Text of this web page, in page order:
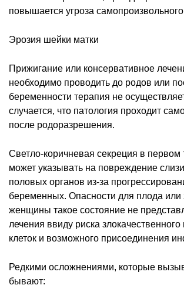
повышается угроза
Эрозия шейки матки
Прижигание или консервативное
необходимо проводить до родов или
беременности терапия не
случается, что патология проходит
после родоразрешения.
Светло-коричневая секреция в первом
может указывать на повреждение
половых органов из-за
беременных. Опасности для плода или
женщины такое состояние не
лечения ввиду риска
клеток и возможного присоединения
Редкими осложнениями, которые
бывают: